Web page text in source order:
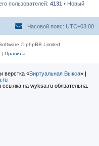
пользователей: 4131 • Новый
Часовой пояс: UTC+03:00
© phpBB Limited
| Правила
верстка «Виртуальная Выкса» |
на wyksa.ru обязательна.